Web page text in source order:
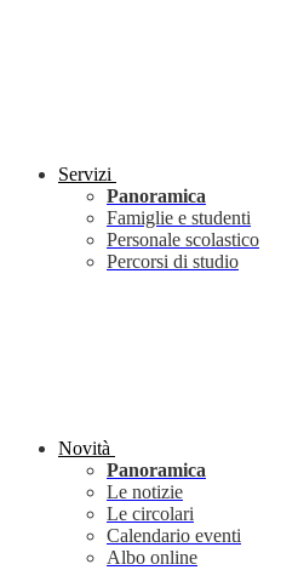
Servizi
Panoramica
Famiglie e studenti
Personale scolastico
Percorsi di studio
Novità
Panoramica
Le notizie
Le circolari
Calendario eventi
Albo online